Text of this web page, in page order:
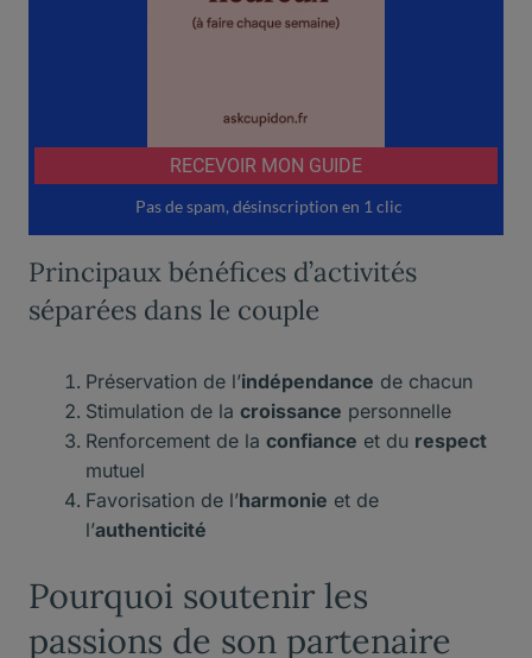
Principaux bénéfices d’activités
séparées dans le couple
Préservation de l’indépendance de chacun
Stimulation de la croissance personnelle
Renforcement de la confiance et du respect
mutuel
Favorisation de l’harmonie et de
l’authenticité
Pourquoi soutenir les
passions de son partenaire